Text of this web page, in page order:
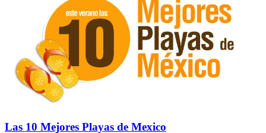
Las 10 Mejores Playas de Mexico